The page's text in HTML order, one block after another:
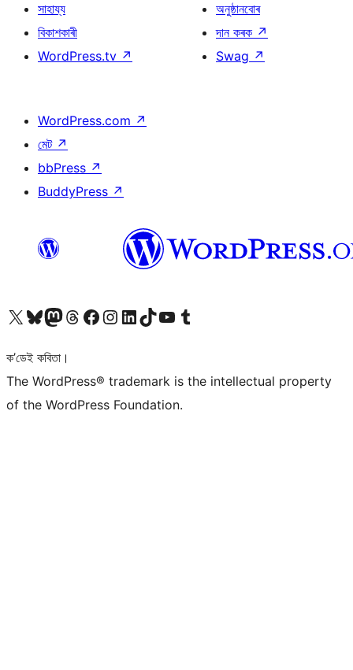
সাহায্য
বিকাশকাৰী
WordPress.tv ↗
অনুষ্ঠানবোৰ
দান কৰক ↗
Swag ↗
WordPress.com ↗
মেট ↗
bbPress ↗
BuddyPress ↗
আমাৰ X (আগৰ Twitter) একাউণ্টলৈ যাওকআমাৰ Bluesky একাউণ্টলৈ যাওকআমাৰ Mastodon একাউণ্টলৈ যাওকআমাৰ Threads একাউণ্টলৈ যাওকআমাৰ Facebook পৃষ্ঠালৈ যাওকআমাৰ Instagram একাউণ্টলৈ যাওকআমাৰ LinkedIn একাউণ্টলৈ যাওকআমাৰ TikTok একাউণ্টলৈ যাওকআমাৰ YouTube চেনেললৈ যাওকআমাৰ Tumblr একাউণ্টলৈ যাওক
ক’ডেই কবিতা।
The WordPress® trademark is the intellectual property
of the WordPress Foundation.